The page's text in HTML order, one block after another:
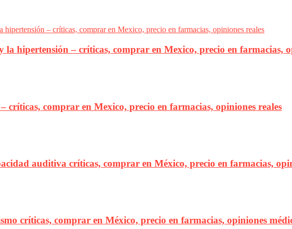
la hipertensión – críticas, comprar en Mexico, precio en farmacias,
críticas, comprar en Mexico, precio en farmacias, opiniones reales
auditiva críticas, comprar en México, precio en farmacias,
críticas, comprar en México, precio en farmacias, opiniones